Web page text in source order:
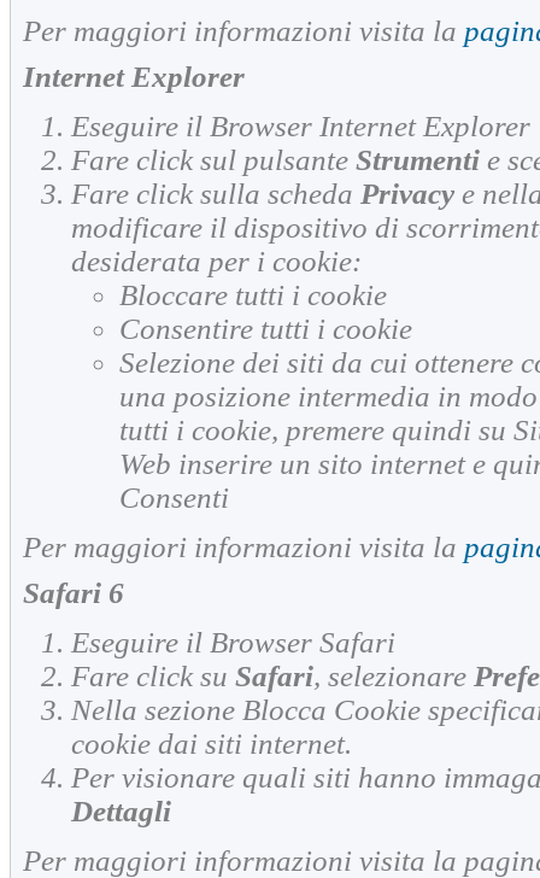
Per maggiori informazioni visita la
Internet Explorer
Eseguire il Browser Internet Explorer
Fare click sul pulsante Strumenti e
Fare click sulla scheda Privacy e
modificare il dispositivo di
desiderata per i cookie:
Bloccare tutti i cookie
Consentire tutti i cookie
Selezione dei siti da cui ottenere
una posizione intermedia in
tutti i cookie, premere quindi su
Web inserire un sito internet e
Consenti
Per maggiori informazioni visita la
Safari 6
Eseguire il Browser Safari
Fare click su Safari, selezionare
Nella sezione Blocca Cookie
cookie dai siti internet.
Per visionare quali siti hanno
Dettagli
Per maggiori informazioni visita la